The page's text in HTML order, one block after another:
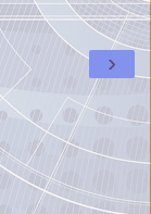
›